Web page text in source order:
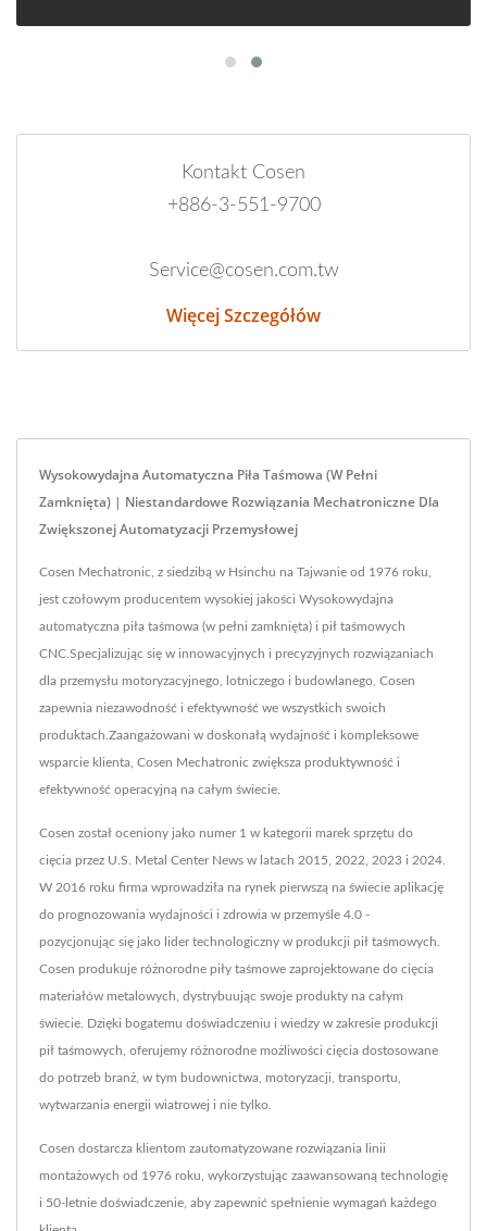
Kontakt Cosen
+886-3-551-9700
Service@cosen.com.tw
Więcej Szczegółów
Wysokowydajna Automatyczna Piła Taśmowa (w Pełni
Zamknięta) | Niestandardowe Rozwiązania Mechatroniczne Dla
Zwiększonej Automatyzacji Przemysłowej
Cosen Mechatronic, z siedzibą w Hsinchu na Tajwanie od 1976 roku,
jest czołowym producentem wysokiej jakości Wysokowydajna
automatyczna piła taśmowa (w pełni zamknięta) i pił taśmowych
CNC.Specjalizując się w innowacyjnych i precyzyjnych rozwiązaniach
dla przemysłu motoryzacyjnego, lotniczego i budowlanego, Cosen
zapewnia niezawodność i efektywność we wszystkich swoich
produktach.Zaangażowani w doskonałą wydajność i kompleksowe
wsparcie klienta, Cosen Mechatronic zwiększa produktywność i
efektywność operacyjną na całym świecie.
Cosen został oceniony jako numer 1 w kategorii marek sprzętu do
cięcia przez U.S. Metal Center News w latach 2015, 2022, 2023 i 2024.
W 2016 roku firma wprowadziła na rynek pierwszą na świecie aplikację
do prognozowania wydajności i zdrowia w przemyśle 4.0 -
pozycjonując się jako lider technologiczny w produkcji pił taśmowych.
Cosen produkuje różnorodne piły taśmowe zaprojektowane do cięcia
materiałów metalowych, dystrybuując swoje produkty na całym
świecie. Dzięki bogatemu doświadczeniu i wiedzy w zakresie produkcji
pił taśmowych, oferujemy różnorodne możliwości cięcia dostosowane
do potrzeb branż, w tym budownictwa, motoryzacji, transportu,
wytwarzania energii wiatrowej i nie tylko.
Cosen dostarcza klientom zautomatyzowane rozwiązania linii
montażowych od 1976 roku, wykorzystując zaawansowaną technologię
i 50-letnie doświadczenie, aby zapewnić spełnienie wymagań każdego